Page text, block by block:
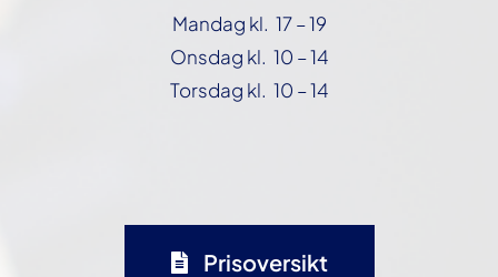
Mandag kl. 17 – 19
Onsdag kl. 10 – 14
Torsdag kl. 10 – 14
Prisoversikt